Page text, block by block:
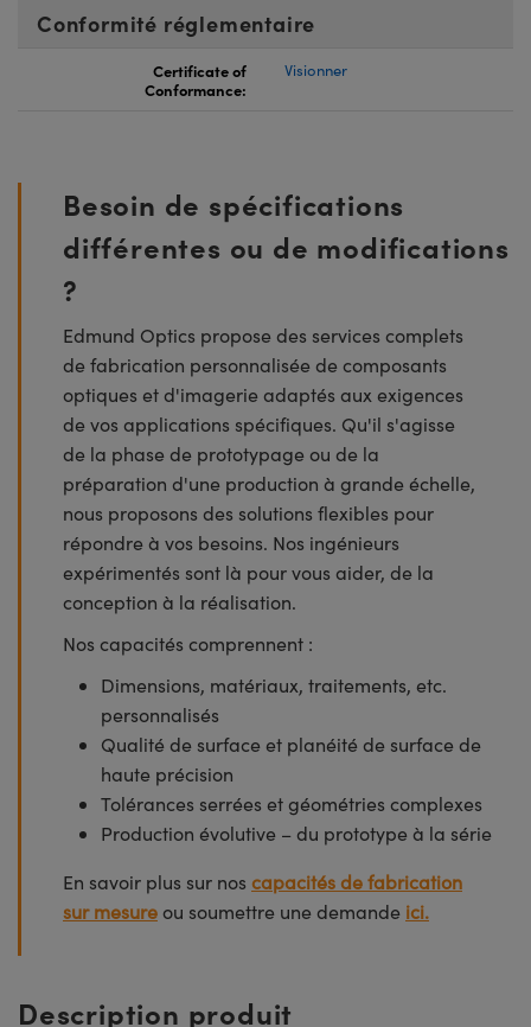
Conformité réglementaire
Certificate of
Conformance:
Visionner
Besoin de spécifications
différentes ou de modifications
?
Edmund Optics propose des services complets
de fabrication personnalisée de composants
optiques et d'imagerie adaptés aux exigences
de vos applications spécifiques. Qu'il s'agisse
de la phase de prototypage ou de la
préparation d'une production à grande échelle,
nous proposons des solutions flexibles pour
répondre à vos besoins. Nos ingénieurs
expérimentés sont là pour vous aider, de la
conception à la réalisation.
Nos capacités comprennent :
Dimensions, matériaux, traitements, etc.
personnalisés
Qualité de surface et planéité de surface de
haute précision
Tolérances serrées et géométries complexes
Production évolutive – du prototype à la série
En savoir plus sur nos capacités de fabrication
sur mesure ou soumettre une demande ici.
Description produit